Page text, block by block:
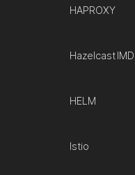
HAPROXY
Hazelcast
HELM
Istio